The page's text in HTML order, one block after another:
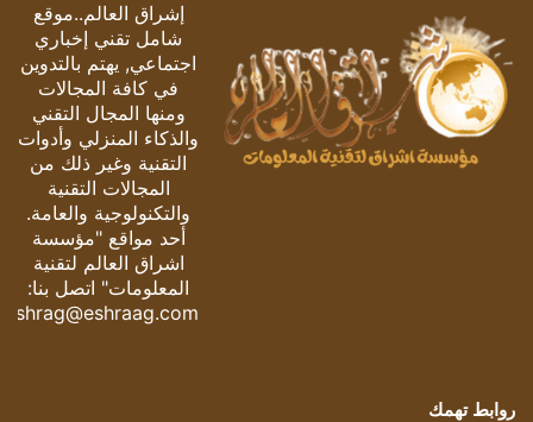
إشراق العالم..موقع
شامل تقني إخباري
اجتماعي, يهتم بالتدوين
في كافة المجالات
ومنها المجال التقني
والذكاء المنزلي وأدوات
التقنية وغير ذلك من
المجالات التقنية
والتكنولوجية والعامة.
أحد مواقع "مؤسسة
اشراق العالم لتقنية
المعلومات" اتصل بنا:
eshrag@eshraag.com
روابط تهمك